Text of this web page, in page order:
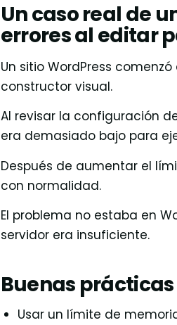
Un caso real de
errores al editar
Un sitio WordPress
constructor visual.
Al revisar la configuración
era demasiado bajo para
Después de aumentar el
con normalidad.
El problema no estaba en
servidor era insuficiente.
Buenas prácticas
Usar un límite de